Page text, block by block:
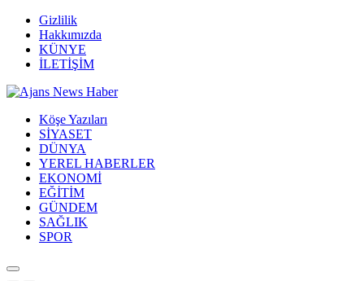
Gizlilik
Hakkımızda
KÜNYE
İLETİŞİM
Köşe Yazıları
SİYASET
DÜNYA
YEREL HABERLER
EKONOMİ
EĞİTİM
GÜNDEM
SAĞLIK
SPOR